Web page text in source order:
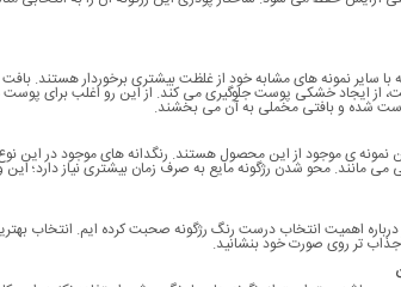
با سایر نمونه های مشابه خود از غلظت بیشتری برخوردار هستند.
از ایجاد خشکی پوست جلوگیری می کند. از این رو اغلب برای
شده و بافتی مخملی به آن می بخشند.
نمونه ی موجود از این محصول هستند. رنگدانه های موجود در این
مانند. محو شدن رژگونه مایع به صرف زمان بیشتری نیاز دارد؛ این
اهمیت انتخاب درست رنگ رژگونه صحبت کرده ایم. انتخاب
تر روی صورت خود بنشانید.